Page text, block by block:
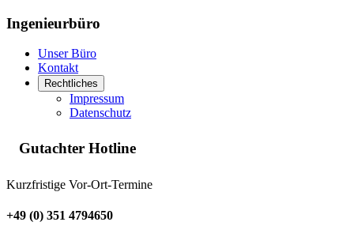
Ingenieurbüro
Unser Büro
Kontakt
Rechtliches
Impressum
Datenschutz
Gutachter Hotline
Kurzfristige Vor-Ort-Termine
+49 (0) 351 4794650